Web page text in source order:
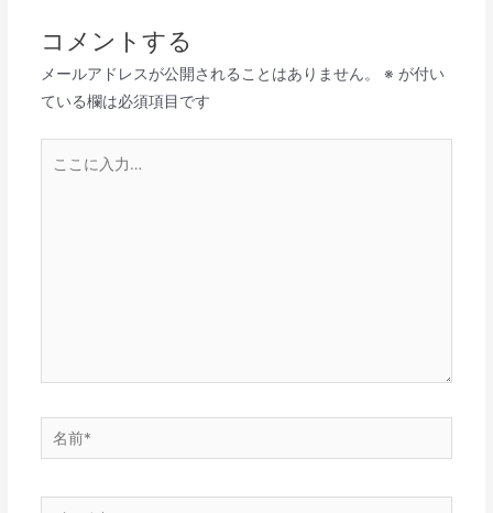
コメントする
メールアドレスが公開されることはありません。 ※ が付い
ている欄は必須項目です